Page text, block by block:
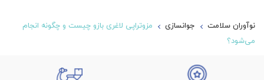
نوآوران سلامت جوانسازی
مزوتراپی لاغری بازو چیست و چگونه انجام
می‌شود؟